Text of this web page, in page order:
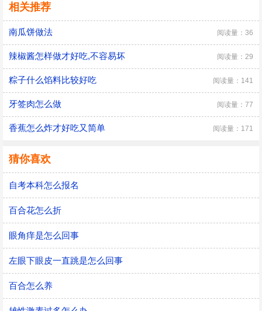
相关推荐
南瓜饼做法 阅读量：36
辣椒酱怎样做才好吃,不容易坏 阅读量：29
粽子什么馅料比较好吃 阅读量：141
牙签肉怎么做 阅读量：77
香蕉怎么炸才好吃又简单 阅读量：171
猜你喜欢
自考本科怎么报名
百合花怎么折
眼角痒是怎么回事
左眼下眼皮一直跳是怎么回事
百合怎么养